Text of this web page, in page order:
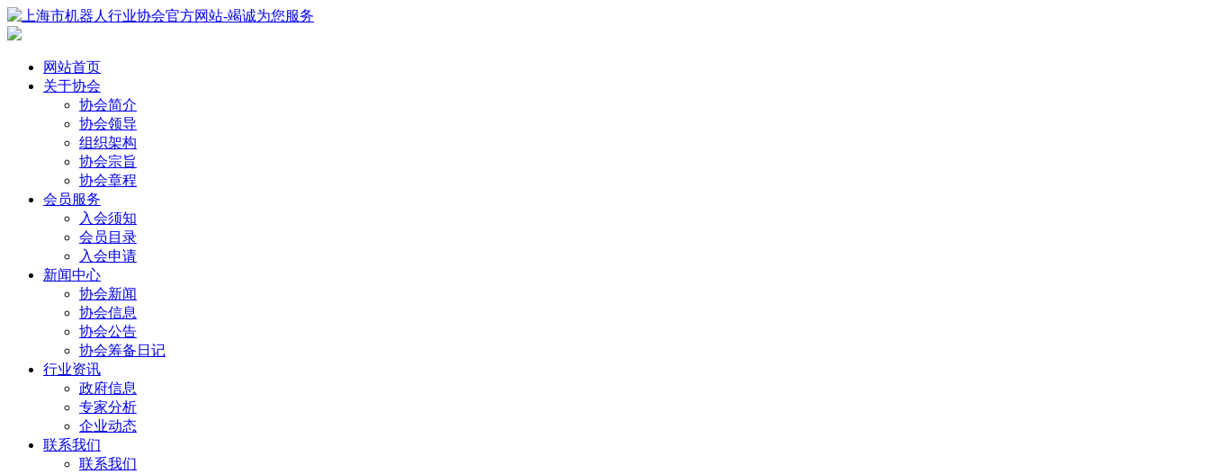
网站首页
关于协会
协会简介
协会领导
组织架构
协会宗旨
协会章程
会员服务
入会须知
会员目录
入会申请
新闻中心
协会新闻
协会信息
协会公告
协会筹备日记
行业资讯
政府信息
专家分析
企业动态
联系我们
联系我们